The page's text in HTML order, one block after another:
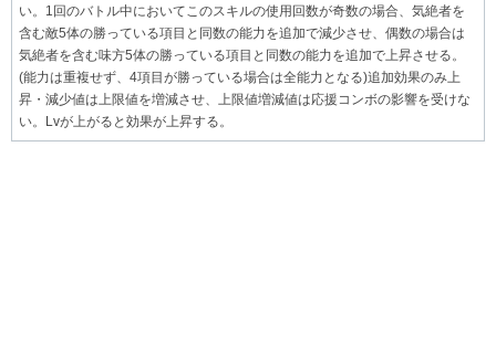
い。1回のバトル中においてこのスキルの使用回数が奇数の場合、気絶者を
含む敵5体の勝っている項目と同数の能力を追加で減少させ、偶数の場合は
気絶者を含む味方5体の勝っている項目と同数の能力を追加で上昇させる。
(能力は重複せず、4項目が勝っている場合は全能力となる)追加効果のみ上
昇・減少値は上限値を増減させ、上限値増減値は応援コンボの影響を受けな
い。Lvが上がると効果が上昇する。